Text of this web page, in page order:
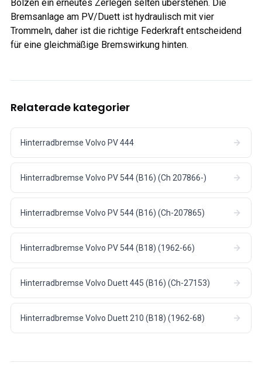
Bolzen ein erneutes Zerlegen selten überstehen. Die
Bremsanlage am PV/Duett ist hydraulisch mit vier
Trommeln, daher ist die richtige Federkraft entscheidend
für eine gleichmäßige Bremswirkung hinten.
Relaterade kategorier
Hinterradbremse Volvo PV 444
Hinterradbremse Volvo PV 544 (B16) (Ch 207866-)
Hinterradbremse Volvo PV 544 (B16) (Ch-207865)
Hinterradbremse Volvo PV 544 (B18) (1962-66)
Hinterradbremse Volvo Duett 445 (B16) (Ch-27153)
Hinterradbremse Volvo Duett 210 (B18) (1962-68)